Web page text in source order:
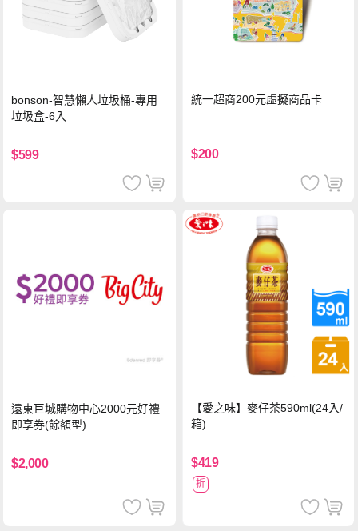
bonson-智慧懶人垃圾桶-專用
垃圾盒-6入
$599
統一超商200元虛擬商品卡
$200
遠東巨城購物中心2000元好禮
即享券(餘額型)
$2,000
【愛之味】麥仔茶590ml(24入/
箱)
$419
折